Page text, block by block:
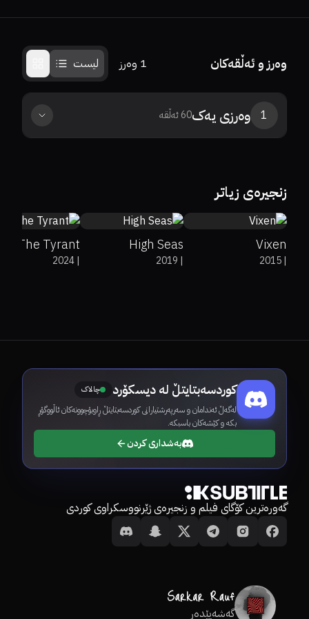
وەرز و ئەڵقەکان 1 وەرز لیست
1 وەرزی یەک60ئەڵقە
زنجیرەی زیاتر
Vixen
|
2015
High Seas
|
2019
The Tyrant
|
2024
کوردسەبتایتڵ لە دیسکۆرد چالاک
لەگەڵ ئەندامان و سەرپەرشتیارانی کوردسەبتایتڵ ڕاوبۆچوونەکان ئاڵووگۆڕ
بکە و کێشەکان باسبکە.
بەشداری کردن
گەورەترین کۆگای فیلم و زنجیرەی ژێرنووسکراوی کوردی
گەشەپێدەر